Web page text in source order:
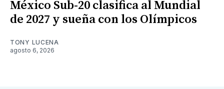
México Sub-20 clasifica al Mundial
de 2027 y sueña con los Olímpicos
TONY LUCENA
agosto 6, 2026